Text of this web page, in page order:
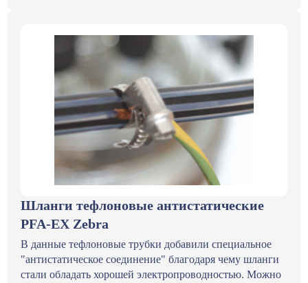
Шланги тефлоновые антистатические
PFA-EX Zebra
В данные тефлоновые трубки добавили специальное
"антистатическое соединение" благодаря чему шланги
стали обладать хорошей электропроводностью. Можно